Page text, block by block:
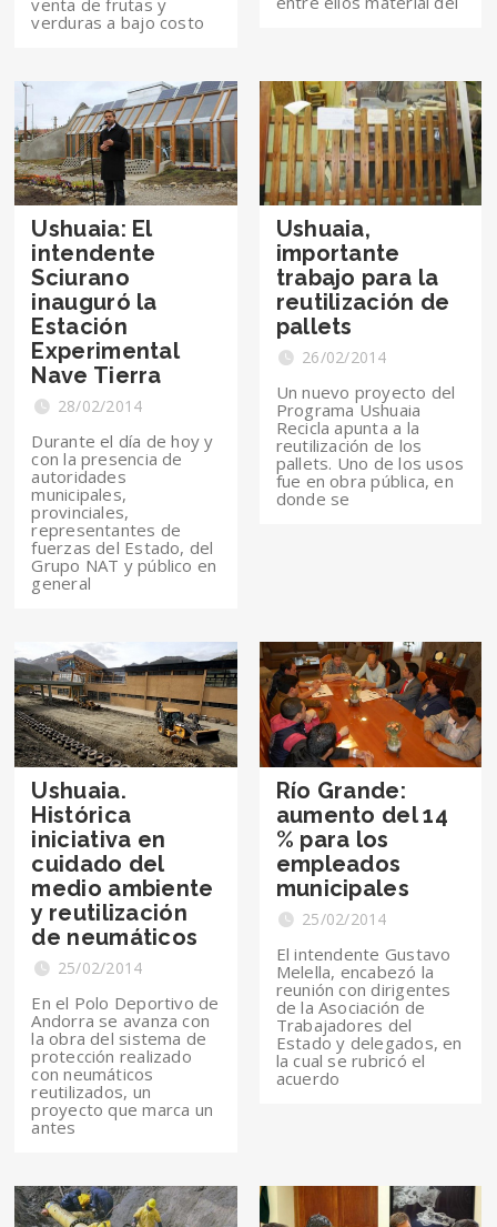
verduras a bajo costo
Ushuaia: El
intendente
Sciurano
inauguró la
Estación
Experimental
Nave Tierra
28/02/2014
Durante el día de hoy y
con la presencia de
autoridades
municipales,
provinciales,
representantes de
fuerzas del Estado, del
Grupo NAT y público en
general
Ushuaia,
importante
trabajo para la
reutilización de
pallets
26/02/2014
Un nuevo proyecto del
Programa Ushuaia
Recicla apunta a la
reutilización de los
pallets. Uno de los usos
fue en obra pública, en
donde se
Ushuaia.
Histórica
iniciativa en
cuidado del
medio ambiente
y reutilización
de neumáticos
25/02/2014
En el Polo Deportivo de
Andorra se avanza con
la obra del sistema de
protección realizado
con neumáticos
reutilizados, un
proyecto que marca un
antes
Río Grande:
aumento del 14
% para los
empleados
municipales
25/02/2014
El intendente Gustavo
Melella, encabezó la
reunión con dirigentes
de la Asociación de
Trabajadores del
Estado y delegados, en
la cual se rubricó el
acuerdo